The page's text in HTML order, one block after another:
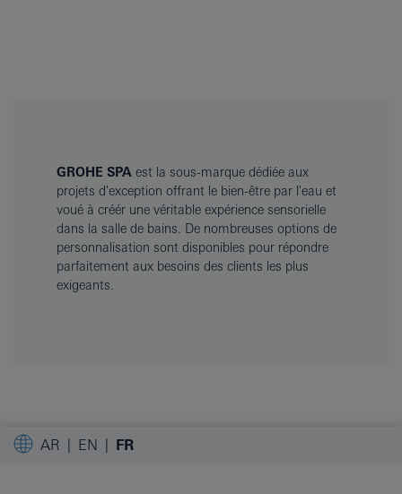
GROHE SPA est la sous-marque dédiée aux
projets d'exception offrant le bien-être par l'eau et
voué à créér une véritable expérience sensorielle
dans la salle de bains. De nombreuses options de
personnalisation sont disponibles pour répondre
parfaitement aux besoins des clients les plus
exigeants.
AR EN FR